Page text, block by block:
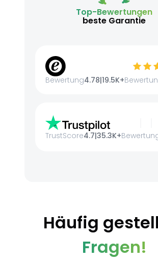
Top-Bewertungen
beste Garantie
Bewertung4.78|19.5K+
TrustScore4.7|35.3K+
Häufig
Fragen!